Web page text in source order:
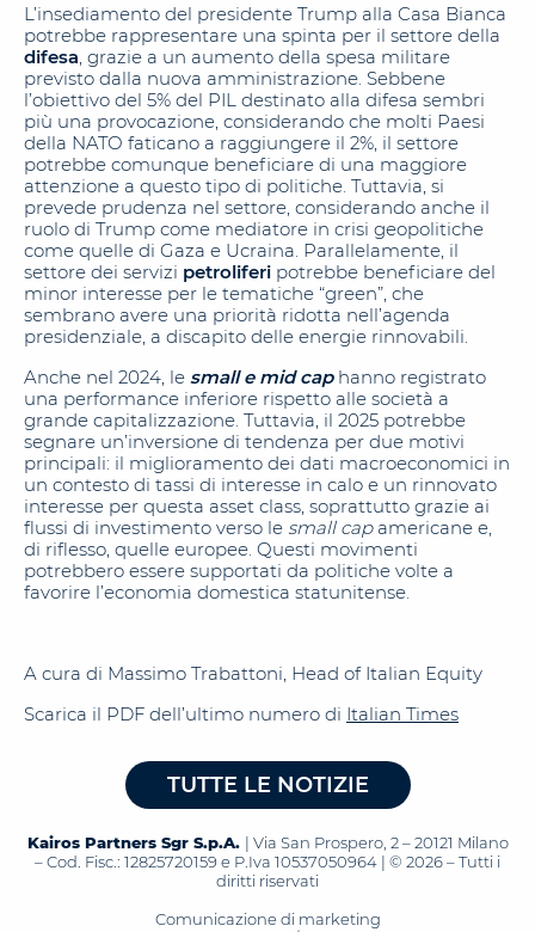
L’insediamento del presidente Trump alla Casa Bianca
potrebbe rappresentare una spinta per il settore della
difesa , grazie a un aumento della spesa militare
previsto dalla nuova amministrazione. Sebbene
l’obiettivo del 5% del PIL destinato alla difesa sembri
più una provocazione, considerando che molti Paesi
della NATO faticano a raggiungere il 2%, il settore
potrebbe comunque beneficiare di una maggiore
attenzione a questo tipo di politiche. Tuttavia, si
prevede prudenza nel settore, considerando anche il
ruolo di Trump come mediatore in crisi geopolitiche
come quelle di Gaza e Ucraina. Parallelamente, il
settore dei servizi petroliferi potrebbe beneficiare del
minor interesse per le tematiche “green”, che
sembrano avere una priorità ridotta nell’agenda
presidenziale, a discapito delle energie rinnovabili.
Anche nel 2024, le small e mid caphanno registrato
una performance inferiore rispetto alle società a
grande capitalizzazione. Tuttavia, il 2025 potrebbe
segnare un’inversione di tendenza per due motivi
principali: il miglioramento dei dati macroeconomici in
un contesto di tassi di interesse in calo e un rinnovato
interesse per questa asset class, soprattutto grazie ai
flussi di investimento verso le small capamericane e,
di riflesso, quelle europee. Questi movimenti
potrebbero essere supportati da politiche volte a
favorire l’economia domestica statunitense.
A cura di Massimo Trabattoni, Head of Italian Equity
Scarica il PDF dell’ultimo numero di Italian Times
TUTTE LE NOTIZIE
Kairos Partners Sgr S.p.A. | Via San Prospero, 2 – 20121 Milano
– Cod. Fisc.: 12825720159 e P.Iva 10537050964 | © 2026 – Tutti i
diritti riservati
Comunicazione di marketing